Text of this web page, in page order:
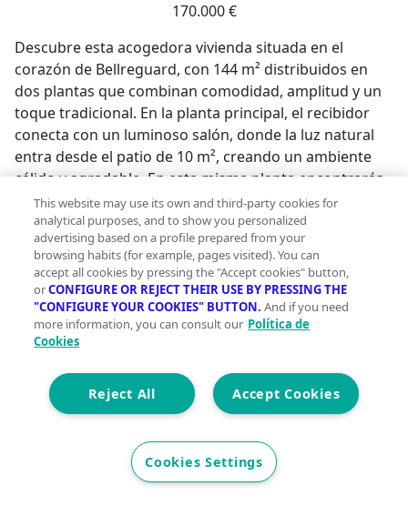
170.000 €
Descubre esta acogedora vivienda situada en el
corazón de Bellreguard, con 144 m² distribuidos en
dos plantas que combinan comodidad, amplitud y un
toque tradicional. En la planta principal, el recibidor
conecta con un luminoso salón, donde la luz natural
entra desde el patio de 10 m², creando un ambiente
cálido y agradable. En esta misma planta encontrarás
una habitación de buen tamaño, un baño reformado
con ducha y una cocina totalmente equipada con
acceso a la primera planta. Subiendo a la planta
superior, disfrutarás de una terraza de 15 m², con aseo
y una habitación ubicada sobre la cocina, con acceso
mediante unas cómodas escaleras. En la otra parte de
la terraza, encontrarás el resto de las estancias, donde
se distribuyen tres habitaciones adicionales, perfectas
para toda la familia o para adaptar como despacho,
vestidor o zona de invitados y otras escaleras que
conectan con el salón de la planta principal. Una casa
con muchas posibilidades, lista para hacerla tuya y
disfrutar de la tranquilidad y el encanto de la vida en
pueblo, a solo unos minutos de la playa. No lo pienses
This website may use its own and third-party cookies for
analytical purposes, and to show you personalized
advertising based on a profile prepared from your
browsing habits (for example, pages visited). You can
accept all cookies by pressing the "Accept cookies" button,
orCONFIGURE OR REJECT THEIR USE BY PRESSING THE
"CONFIGURE YOUR COOKIES" BUTTON. And if you need
more information, you can consult our Política de
Cookies
Accept Cookies
Reject All
Cookies Settings